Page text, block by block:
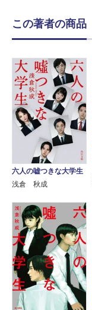
この著者の商品
六人の嘘つきな大学生
浅倉 秋成